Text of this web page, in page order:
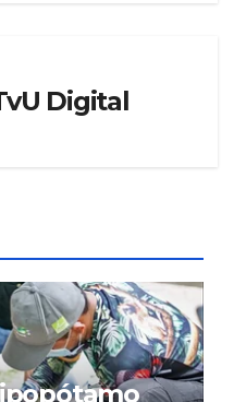
Digital